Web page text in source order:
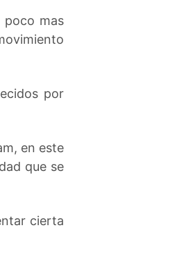
poco mas
por
en este
que se
cierta